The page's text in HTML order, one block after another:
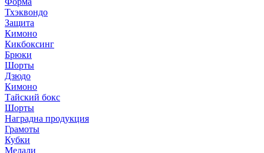
Тхэквондо
Защита
Кимоно
Кикбоксинг
Брюки
Шорты
Дзюдо
Кимоно
Тайский бокс
Шорты
Наградна продукция
Грамоты
Кубки
Медали